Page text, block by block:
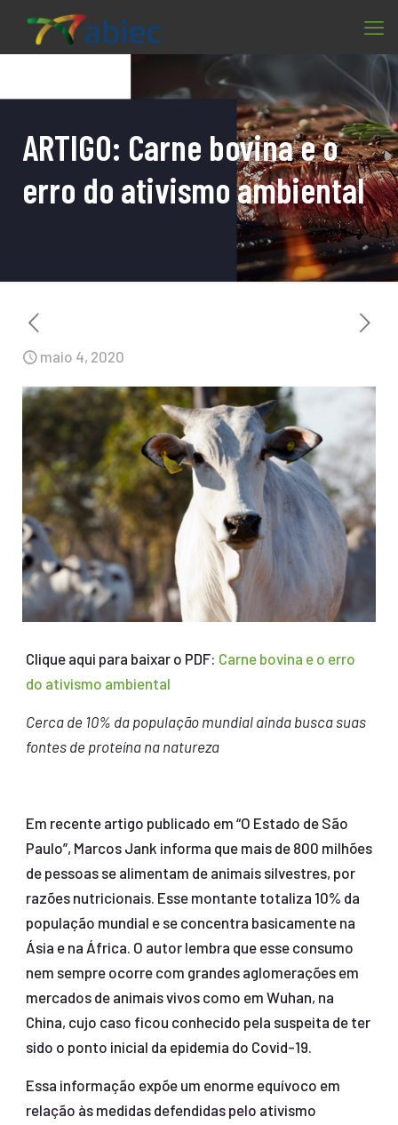
ARTIGO: Carne bovina e o
erro do ativismo ambiental
maio 4, 2020
Clique aqui para baixar o PDF: Carne bovina e o erro
do ativismo ambiental
Cerca de 10% da população mundial ainda busca suas
fontes de proteína na natureza
Em recente artigo publicado em “O Estado de São
Paulo”, Marcos Jank informa que mais de 800 milhões
de pessoas se alimentam de animais silvestres, por
razões nutricionais. Esse montante totaliza 10% da
população mundial e se concentra basicamente na
Ásia e na África. O autor lembra que esse consumo
nem sempre ocorre com grandes aglomerações em
mercados de animais vivos como em Wuhan, na
China, cujo caso ficou conhecido pela suspeita de ter
sido o ponto inicial da epidemia do Covid-19.
Essa informação expõe um enorme equívoco em
relação às medidas defendidas pelo ativismo